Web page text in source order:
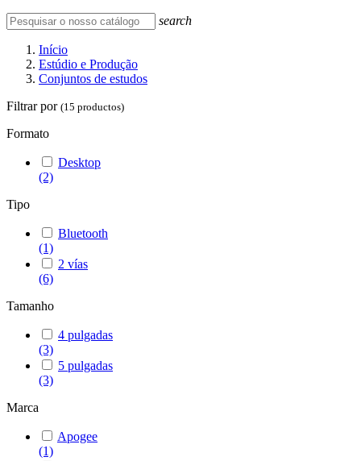
search
Início
Estúdio e Produção
Conjuntos de estudos
Filtrar por (15 productos)
Formato
Desktop
(2)
Tipo
Bluetooth
(1)
2 vías
(6)
Tamanho
4 pulgadas
(3)
5 pulgadas
(3)
Marca
Apogee
(1)